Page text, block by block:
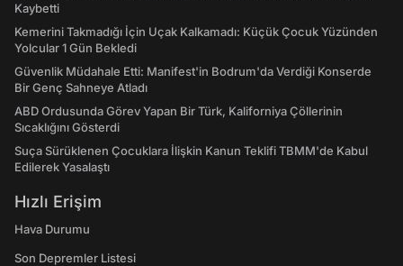
Kaybetti
Kemerini Takmadığı İçin Uçak Kalkamadı: Küçük Çocuk Yüzünden
Yolcular 1 Gün Bekledi
Güvenlik Müdahale Etti: Manifest'in Bodrum'da Verdiği Konserde
Bir Genç Sahneye Atladı
ABD Ordusunda Görev Yapan Bir Türk, Kaliforniya Çöllerinin
Sıcaklığını Gösterdi
Suça Sürüklenen Çocuklara İlişkin Kanun Teklifi TBMM'de Kabul
Edilerek Yasalaştı
Hızlı Erişim
Hava Durumu
Son Depremler Listesi